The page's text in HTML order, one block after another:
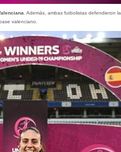
. Además, ambas futbolistas defendieron la
valenciano.